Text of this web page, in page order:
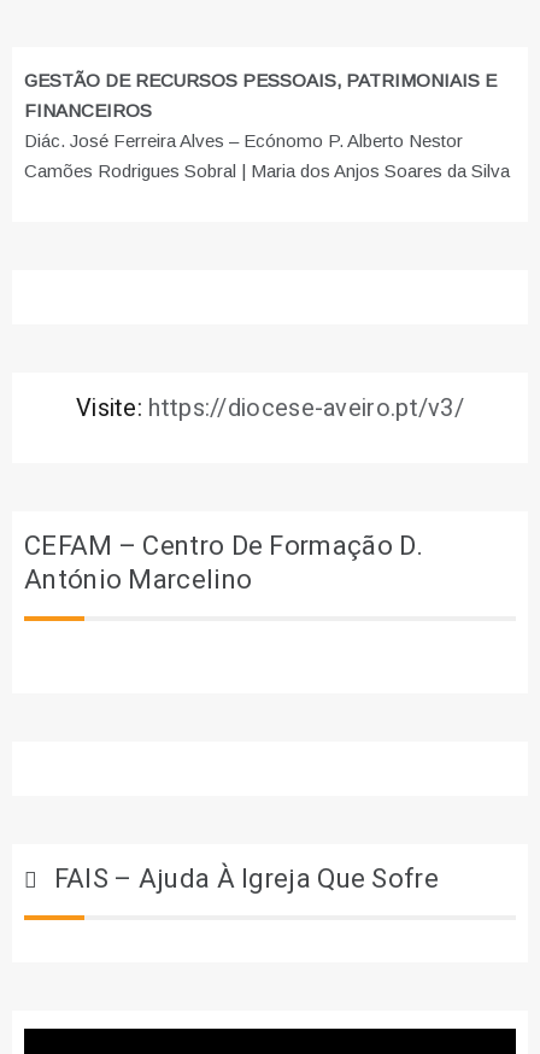
GESTÃO DE RECURSOS PESSOAIS, PATRIMONIAIS E
FINANCEIROS
Diác. José Ferreira Alves – Ecónomo P. Alberto Nestor
Camões Rodrigues Sobral | Maria dos Anjos Soares da Silva
Visite: https://diocese-aveiro.pt/v3/
CEFAM – Centro De Formação D.
António Marcelino
FAIS – Ajuda À Igreja Que Sofre